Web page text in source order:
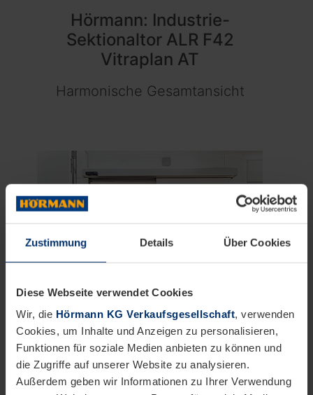
Zustimmung Details Über Cookies
Diese Webseite verwendet Cookies
Wir, die Hörmann KG Verkaufsgesellschaft, verwenden
Cookies, um Inhalte und Anzeigen zu personalisieren,
Funktionen für soziale Medien anbieten zu können und
die Zugriffe auf unserer Website zu analysieren.
Außerdem geben wir Informationen zu Ihrer Verwendung
Hörmann: Industrie-
Sektionaltor ALR F42
Vitraplan AT
Harmonische Gesamtansicht
PORTAL 59
Technik
Schörghuber: XXL-
Brandschutz-Schiebetür